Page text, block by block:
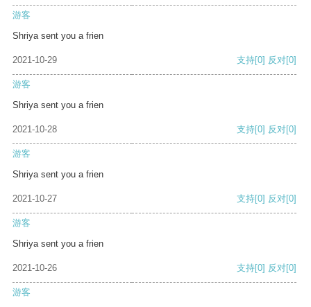
游客
Shriya sent you a frien
2021-10-29 支持[0] 反对[0]
游客
Shriya sent you a frien
2021-10-28 支持[0] 反对[0]
游客
Shriya sent you a frien
2021-10-27 支持[0] 反对[0]
游客
Shriya sent you a frien
2021-10-26 支持[0] 反对[0]
游客